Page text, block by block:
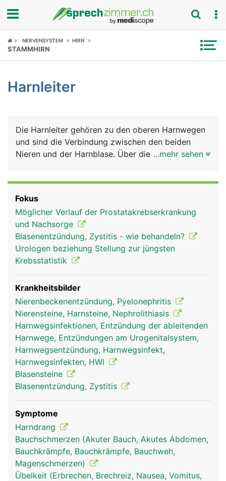
Fokus
Symptome
News
Rubriken
NERVENSYSTEM HIRN
STAMMHIRN
Harnleiter
Die Harnleiter gehören zu den oberen Harnwegen
und sind die Verbindung zwischen den beiden
Nieren und der Harnblase. Über die Harnleiter
Harn durch wellenförmige Bewegungen in die
Blase befördern. Die Mündungsstelle liegt an der
Hinterseite der Blasenwand und ist so angelegt,
dass sie wie ein Ventil funktioniert, damit der Urin
nicht in Richtung Nieren zurückfliessen kann.
...mehr sehen
Fokus
Möglicher Verlauf der Prostatakrebserkrankung
und Nachsorge
Blasenentzündung, Zystitis - wie behandeln?
Urologen beziehung Stellung zur jüngsten
Krebsstatistik
Krankheitsbilder
Nierenbeckenentzündung, Pyelonephritis
Nierensteine, Harnsteine, Nephrolithiasis
Harnwegsinfektionen, Entzündung der ableitenden
Harnwege, Entzündungen am Urogenitalsystem,
Harnwegsentzündung, Harnwegsinfekt,
Harnwegsinfekten, HWI
Blasensteine
Blasenentzündung, Zystitis
Symptome
Harndrang
Bauchschmerzen (Akuter Bauch, Akutes Abdomen,
Bauchkrämpfe, Bauchkrämpfe, Bauchweh,
Magenschmerzen)
Übelkeit (Erbrechen, Brechreiz, Nausea, Vomitus,